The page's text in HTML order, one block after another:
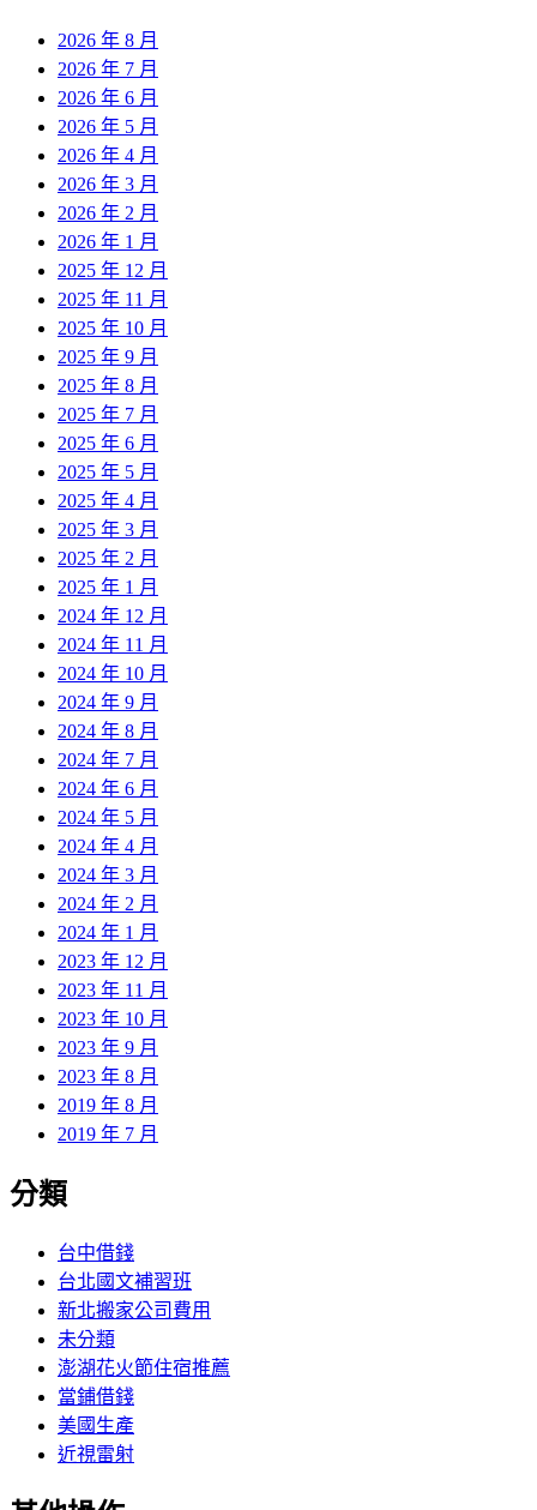
2026 年 8 月
2026 年 7 月
2026 年 6 月
2026 年 5 月
2026 年 4 月
2026 年 3 月
2026 年 2 月
2026 年 1 月
2025 年 12 月
2025 年 11 月
2025 年 10 月
2025 年 9 月
2025 年 8 月
2025 年 7 月
2025 年 6 月
2025 年 5 月
2025 年 4 月
2025 年 3 月
2025 年 2 月
2025 年 1 月
2024 年 12 月
2024 年 11 月
2024 年 10 月
2024 年 9 月
2024 年 8 月
2024 年 7 月
2024 年 6 月
2024 年 5 月
2024 年 4 月
2024 年 3 月
2024 年 2 月
2024 年 1 月
2023 年 12 月
2023 年 11 月
2023 年 10 月
2023 年 9 月
2023 年 8 月
2019 年 8 月
2019 年 7 月
分類
台中借錢
台北國文補習班
新北搬家公司費用
未分類
澎湖花火節住宿推薦
當鋪借錢
美國生產
近視雷射